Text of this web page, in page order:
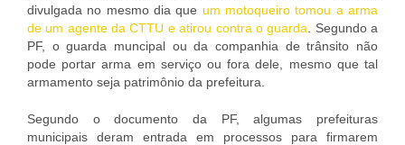
divulgada no mesmo dia que um motoqueiro tomou a arma
de um agente da CTTU e atirou contra o guarda . Segundo a
PF, o guarda muncipal ou da companhia de trânsito não
pode portar arma em serviço ou fora dele, mesmo que tal
armamento seja patrimônio da prefeitura.
Segundo o documento da PF, algumas prefeituras
municipais deram entrada em processos para firmarem